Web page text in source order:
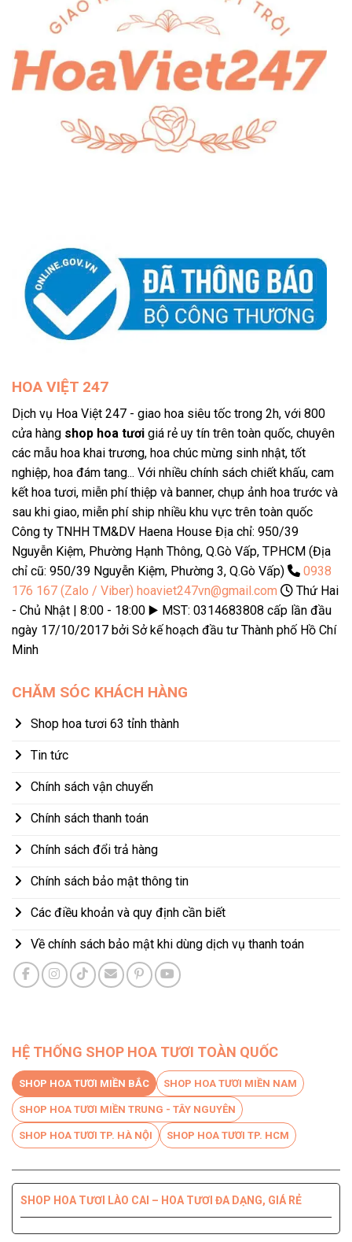
HOA VIỆT 247
Dịch vụ Hoa Việt 247 - giao hoa siêu tốc trong 2h, với 800
cửa hàng shop hoa tươi giá rẻ uy tín trên toàn quốc, chuyên
các mẫu hoa khai trương, hoa chúc mừng sinh nhật, tốt
nghiệp, hoa đám tang... Với nhiều chính sách chiết khấu, cam
kết hoa tươi, miễn phí thiệp và banner, chụp ảnh hoa trước và
sau khi giao, miễn phí ship nhiều khu vực trên toàn quốc
Công ty TNHH TM&DV Haena House Địa chỉ: 950/39
Nguyễn Kiệm, Phường Hạnh Thông, Q.Gò Vấp, TPHCM (Địa
chỉ cũ: 950/39 Nguyễn Kiệm, Phường 3, Q.Gò Vấp)
0938
176 167 (Zalo / Viber) hoaviet247vn@gmail.com
Thứ Hai
- Chủ Nhật | 8:00 - 18:00 ▶️ MST: 0314683808 cấp lần đầu
ngày 17/10/2017 bởi Sở kế hoạch đầu tư Thành phố Hồ Chí
Minh
CHĂM SÓC KHÁCH HÀNG
Shop hoa tươi 63 tỉnh thành
Tin tức
Chính sách vận chuyển
Chính sách thanh toán
Chính sách đổi trả hàng
Chính sách bảo mật thông tin
Các điều khoản và quy định cần biết
Về chính sách bảo mật khi dùng dịch vụ thanh toán
HỆ THỐNG SHOP HOA TƯƠI TOÀN QUỐC
SHOP HOA TƯƠI MIỀN BẮC SHOP HOA TƯƠI MIỀN NAM
SHOP HOA TƯƠI MIỀN TRUNG - TÂY NGUYÊN
SHOP HOA TƯƠI TP. HÀ NỘI SHOP HOA TƯƠI TP. HCM
SHOP HOA TƯƠI LÀO CAI – HOA TƯƠI ĐA DẠNG, GIÁ RẺ